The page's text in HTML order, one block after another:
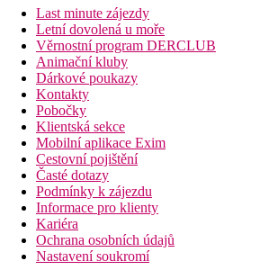
Last minute zájezdy
Letní dovolená u moře
Věrnostní program DERCLUB
Animační kluby
Dárkové poukazy
Kontakty
Pobočky
Klientská sekce
Mobilní aplikace Exim
Cestovní pojištění
Časté dotazy
Podmínky k zájezdu
Informace pro klienty
Kariéra
Ochrana osobních údajů
Nastavení soukromí